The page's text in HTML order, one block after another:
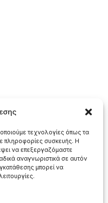
τεχνολογίες όπως τα
πληροφορίες συσκευής. Η
να επεξεργαζόμαστε
αναγνωριστικά σε αυτόν
μπορεί να